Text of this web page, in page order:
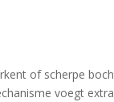
of scherpe
voegt extra